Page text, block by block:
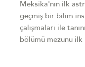
Meksika'nın ilk
geçmiş bir bilim
çalışmaları ile
bölümü mezunu ilk